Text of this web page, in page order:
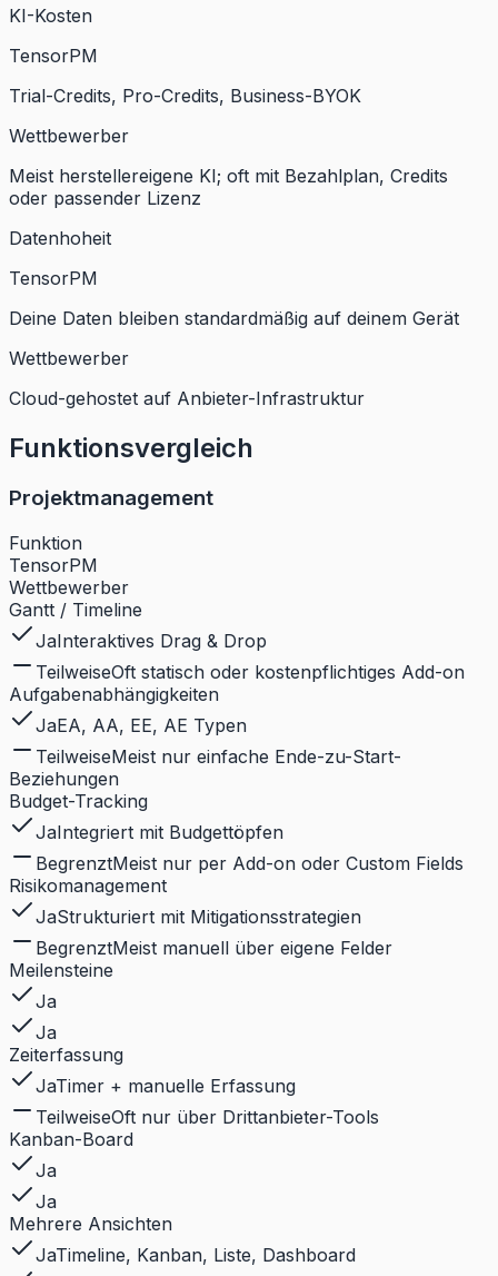
KI-Kosten
TensorPM
Trial-Credits, Pro-Credits, Business-BYOK
Wettbewerber
Meist herstellereigene KI; oft mit Bezahlplan, Credits
oder passender Lizenz
Datenhoheit
TensorPM
Deine Daten bleiben standardmäßig auf deinem Gerät
Wettbewerber
Cloud-gehostet auf Anbieter-Infrastruktur
Funktionsvergleich
Projektmanagement
Funktion
TensorPM
Wettbewerber
Gantt / Timeline
JaInteraktives Drag & Drop
TeilweiseOft statisch oder kostenpflichtiges Add-on
Aufgabenabhängigkeiten
JaEA, AA, EE, AE Typen
TeilweiseMeist nur einfache Ende-zu-Start-
Beziehungen
Budget-Tracking
JaIntegriert mit Budgettöpfen
BegrenztMeist nur per Add-on oder Custom Fields
Risikomanagement
JaStrukturiert mit Mitigationsstrategien
BegrenztMeist manuell über eigene Felder
Meilensteine
Ja
Ja
Zeiterfassung
JaTimer + manuelle Erfassung
TeilweiseOft nur über Drittanbieter-Tools
Kanban-Board
Ja
Ja
Mehrere Ansichten
JaTimeline, Kanban, Liste, Dashboard